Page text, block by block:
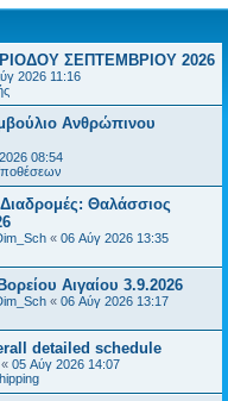
ΣΕΠΤΕΜΒΡΙΟΥ 2026
2026 11:16
Ανθρώπινου
08:54
Θαλάσσιος
« 06 Αύγ 2026 13:35
Αιγαίου 3.9.2026
« 06 Αύγ 2026 13:17
detailed schedule
« 05 Αύγ 2026 14:07